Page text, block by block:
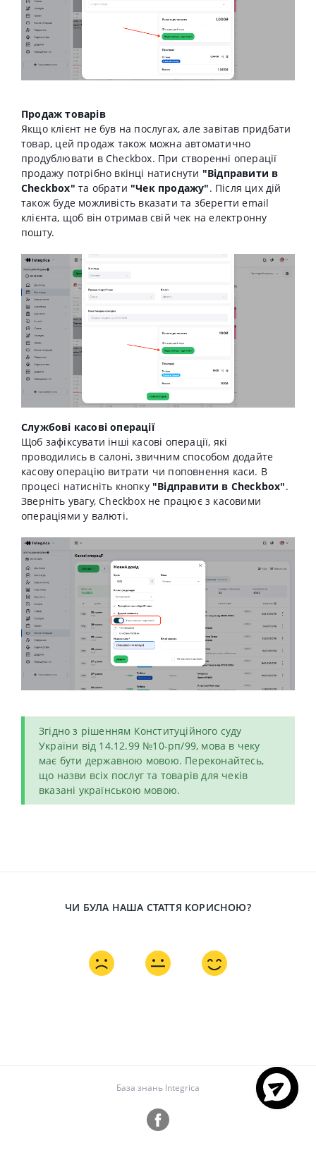
Продаж товарів
Якщо клієнт не був на послугах, але завітав придбати
товар, цей продаж також можна автоматично
продублювати в Cheсkbox. При створенні операції
продажу потрібно вкінці натиснути "Відправити в
Checkbox" та обрати "Чек продажу". Після цих дій
також буде можливість вказати та зберегти email
клієнта, щоб він отримав свій чек на електронну
пошту.
Службові касові операції
Щоб зафіксувати інші касові операції, які
проводились в салоні, звичним способом додайте
касову операцію витрати чи поповнення каси. В
процесі натисніть кнопку "Відправити в Checkbox".
Зверніть увагу, Checkbox не працює з касовими
операціями у валюті.
Згідно з рішенням Конституційного суду
України від 14.12.99 №10-рп/99, мова в чеку
має бути державною мовою. Переконайтесь,
що назви всіх послуг та товарів для чеків
вказані українською мовою.
ЧИ БУЛА НАША СТАТТЯ КОРИСНОЮ?
База знань Integrica